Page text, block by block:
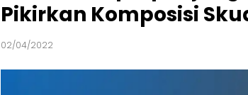
Pikirkan Komposisi
02/04/2022